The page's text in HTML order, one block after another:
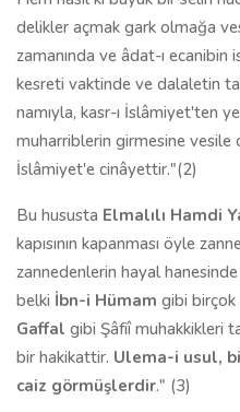
delikler açmak gark olmağa
zamanında ve âdat-ı ecanibin
kesreti vaktinde ve dalaletin
namıyla, kasr-ı İslâmiyet'ten
muharriblerin girmesine ve­sile
İslâmiyet'e cinâyettir."(2)
Bu hususta Elmalılı Hamdi
kapısının kapanması öyle
zannedenlerin hayal
belki İbn-i Hümam gibi birçok
Gaffal gibi Şâfiî muhakkikleri
bir hakikattir. Ulema-i usul,
caiz görmüşlerdir." (3)